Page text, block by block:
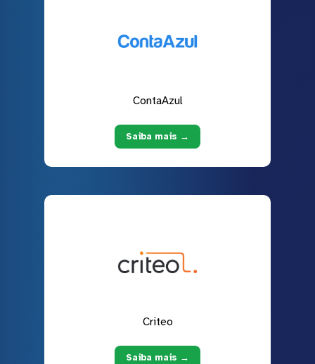
ContaAzul
Saiba mais →
Criteo
Saiba mais →